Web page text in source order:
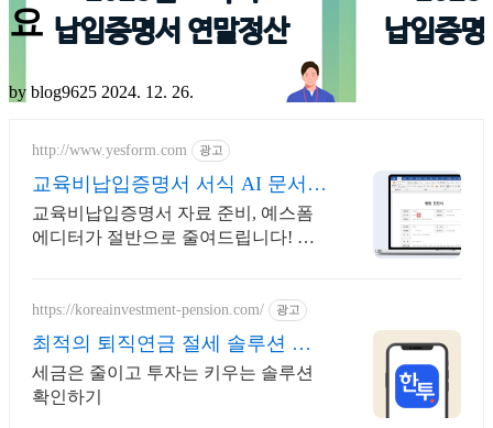
요
by blog9625 2024. 12. 26.
http://www.yesform.com 광고
교육비납입증명서 서식 AI 문서
편집
교육비납입증명서 자료 준비, 예스폼
에디터가 절반으로 줄여드립니다! 표
https://koreainvestment-pension.com/ 광고
최적의 퇴직연금 절세 솔루션 최
대 148.5만원 절세
세금은 줄이고 투자는 키우는 솔루션
확인하기